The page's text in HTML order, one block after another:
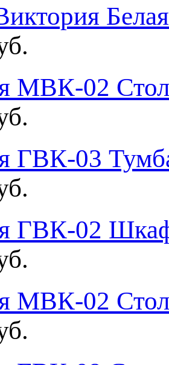
МВК-02
ГВК-03
ГВК-02
МВК-02